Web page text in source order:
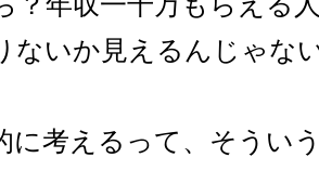
ないか見えるんじゃな
に考えるって、そうい